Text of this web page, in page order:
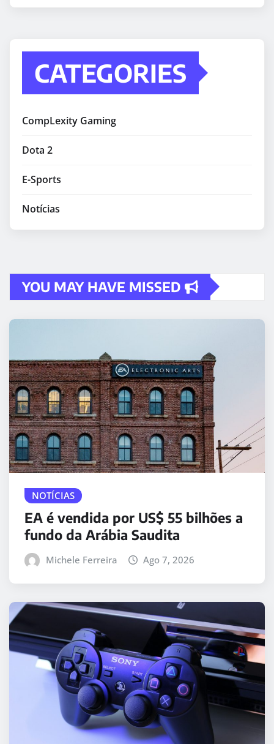
CATEGORIES
CompLexity Gaming
Dota 2
E-Sports
Notícias
YOU MAY HAVE MISSED
NOTÍCIAS
EA é vendida por US$ 55 bilhões a
fundo da Arábia Saudita
Michele Ferreira Ago 7, 2026